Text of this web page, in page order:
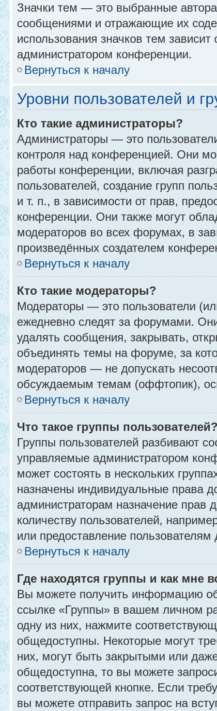
Значки тем — это выбранные
сообщениями и отражающие их
использования значков тем
администратором конференции.
Вернуться к началу
Уровни пользователей и
Кто такие администраторы?
Администраторы — это
контроля над конференцией. Они
работы конференции, включая
пользователей, создание групп
и т. п., в зависимости от прав,
конференции. Они также могут
модераторов во всех форумах, в
произведённых создателем
Вернуться к началу
Кто такие модераторы?
Модераторы — это пользователи
ежедневно следят за форумами.
удалять сообщения, закрывать,
объединять темы на форуме, за
модераторов — не допускать
обсуждаемым темам (оффтопик),
Вернуться к началу
Что такое группы
Группы пользователей разбивают
управляемые администратором
может состоять в нескольких
назначены индивидуальные права
администраторам назначение прав
количеству пользователей,
или предоставление
Вернуться к началу
Где находятся группы и как мне
Вы можете получить информацию
ссылке «Группы» в вашем личном
одну из них, нажмите
общедоступны. Некоторые могут
них, могут быть закрытыми или
общедоступна, то вы можете
соответствующей кнопке. Если
вы можете отправить запрос на